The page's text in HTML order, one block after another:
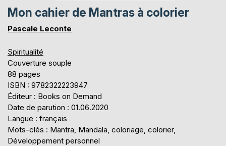
Mon cahier de Mantras à colorier
Pascale Leconte
Spiritualité
Couverture souple
88 pages
ISBN : 9782322223947
Éditeur : Books on Demand
Date de parution : 01.06.2020
Langue : français
Mots-clés : Mantra, Mandala, coloriage, colorier,
Développement personnel